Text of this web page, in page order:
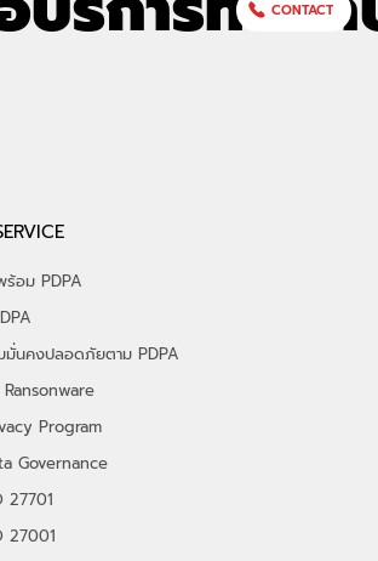
THAIDEF-EX 2026 รับ
.พาณิชย์" เยี่ยมชมบูธ พร้อมรับ
ยชน์ จาก depa กว่า 50%
CONTACT
ร้อม PDPA
มั่นคงปลอดภัยตาม PDPA
Program
Governance
27701
27001